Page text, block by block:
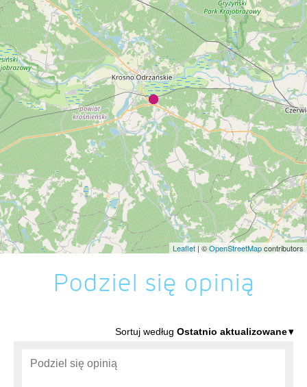
Leaflet | ©OpenStreetMapcontributors
Podziel się opinią